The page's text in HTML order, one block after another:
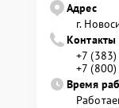
Адрес
г.
Контакты
+7
+7
Время